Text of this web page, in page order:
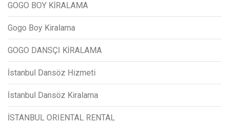
GOGO BOY KİRALAMA
Gogo Boy Kiralama
GOGO DANSÇI KİRALAMA
İstanbul Dansöz Hizmeti
İstanbul Dansöz Kiralama
İSTANBUL ORIENTAL RENTAL